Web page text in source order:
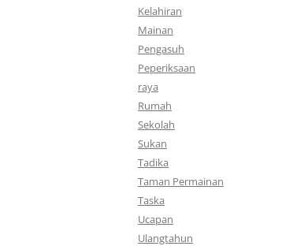
Kelahiran
Mainan
Pengasuh
Peperiksaan
raya
Rumah
Sekolah
Sukan
Tadika
Taman Permainan
Taska
Ucapan
Ulangtahun